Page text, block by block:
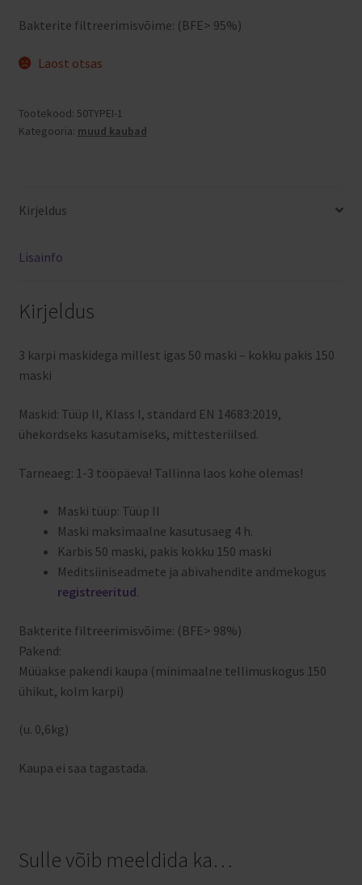
Bakterite filtreerimisvõime: (BFE> 95%)
Laost otsas
Tootekood: 50TYPEI-1
Kategooria: muud kaubad
Kirjeldus
Lisainfo
Kirjeldus
3 karpi maskidega millest igas 50 maski – kokku pakis 150
maski
Maskid: Tüüp II, Klass I, standard EN 14683:2019,
ühekordseks kasutamiseks, mittesteriilsed.
Tarneaeg: 1-3 tööpäeva! Tallinna laos kohe olemas!
Maski tüüp: Tüüp II
Maski maksimaalne kasutusaeg 4 h.
Karbis 50 maski, pakis kokku 150 maski
Meditsiiniseadmete ja abivahendite andmekogus
registreeritud.
Bakterite filtreerimisvõime: (BFE> 98%)
Pakend:
Müüakse pakendi kaupa (minimaalne tellimuskogus 150
ühikut, kolm karpi)
(u. 0,6kg)
Kaupa ei saa tagastada.
Sulle võib meeldida ka…